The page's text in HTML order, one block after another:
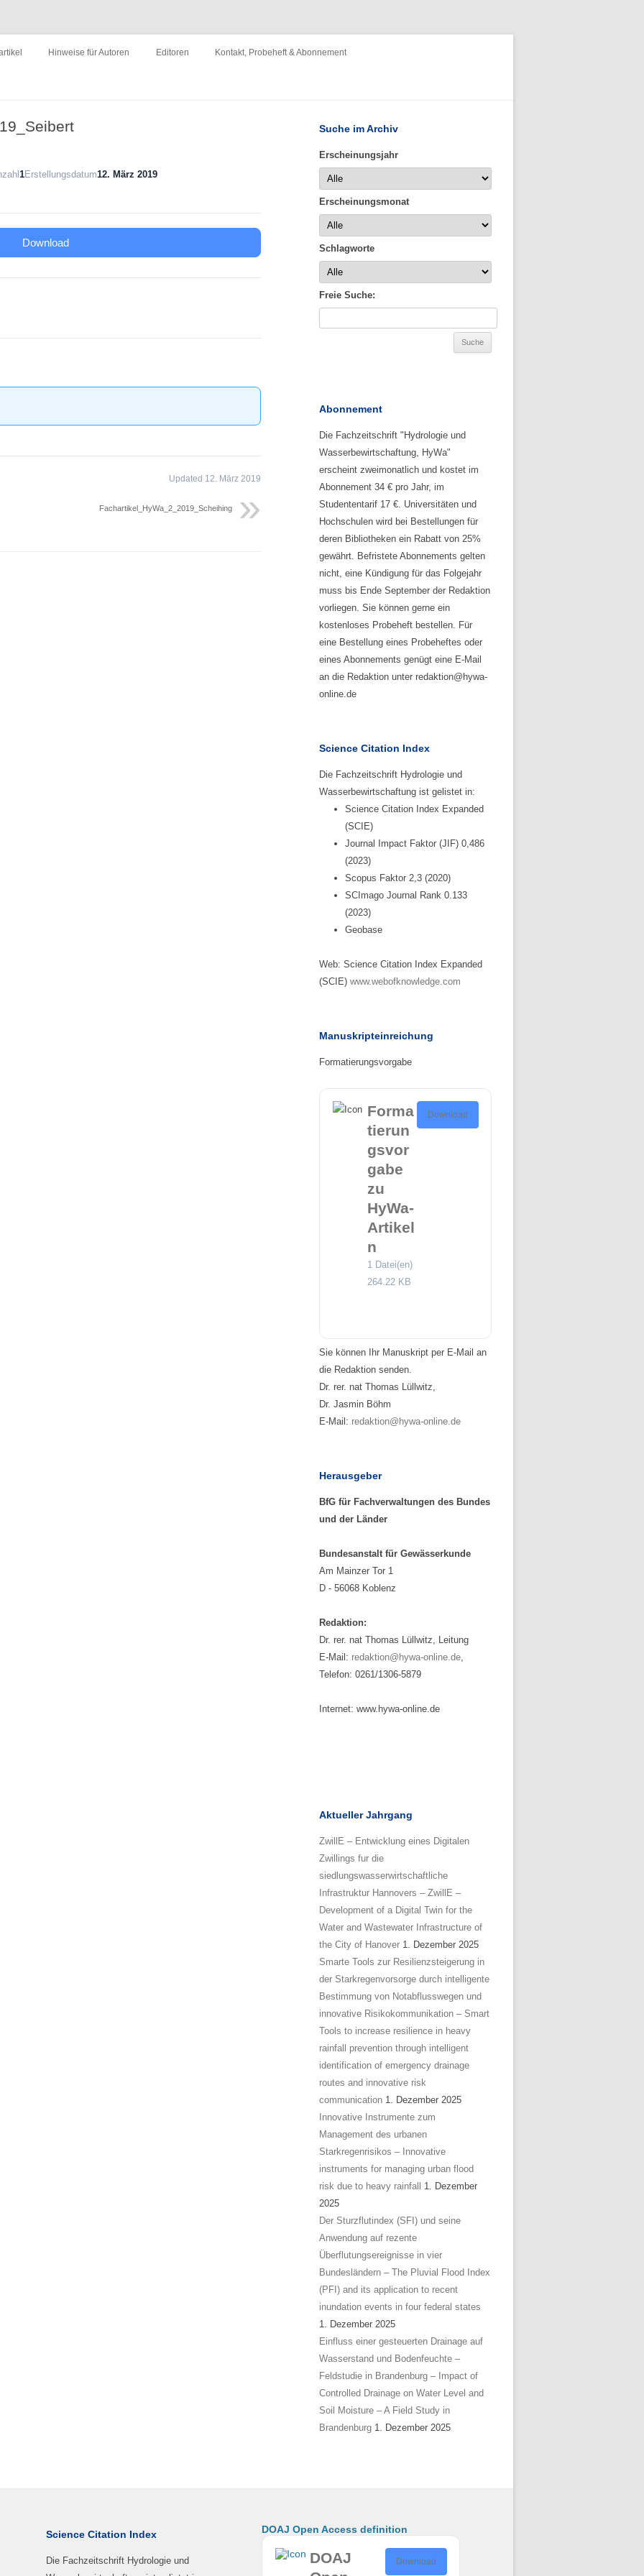
Inhalt
Hinweise für Autoren Editoren Kontakt, Probeheft & Abonnement
1Erstellungsdatum12. März 2019
Download
Updated 12. März 2019
Fachartikel_HyWa_2_2019_Scheihing
Suche im Archiv
Erscheinungsjahr
Erscheinungsmonat
Schlagworte
Freie Suche:
Abonnement
Die Fachzeitschrift "Hydrologie und
Wasserbewirtschaftung, HyWa"
erscheint zweimonatlich und kostet im
Abonnement 34 € pro Jahr, im
Studententarif 17 €. Universitäten und
Hochschulen wird bei Bestellungen für
deren Bibliotheken ein Rabatt von 25%
gewährt. Befristete Abonnements gelten
nicht, eine Kündigung für das Folgejahr
muss bis Ende September der Redaktion
vorliegen. Sie können gerne ein
kostenloses Probeheft bestellen. Für
eine Bestellung eines Probeheftes oder
eines Abonnements genügt eine E-Mail
an die Redaktion unter redaktion@hywa-
online.de
Science Citation Index
Die Fachzeitschrift Hydrologie und
Wasserbewirtschaftung ist gelistet in:
Science Citation Index Expanded
(SCIE)
Journal Impact Faktor (JIF) 0,486
(2023)
Scopus Faktor 2,3 (2020)
SCImago Journal Rank 0.133
(2023)
Geobase
Web: Science Citation Index Expanded
(SCIE)www.webofknowledge.com
Manuskripteinreichung
Formatierungsvorgabe
Forma
tierun
gsvor
gabe
zu
HyWa-
Artikel
n
1 Datei(en)
264.22 KB
Download
Sie können Ihr Manuskript per E-Mail an
die Redaktion senden.
Dr. rer. nat Thomas Lüllwitz,
Dr. Jasmin Böhm
E-Mail: redaktion@hywa-online.de
Herausgeber
BfG für Fachverwaltungen des Bundes
und der Länder
Bundesanstalt für Gewässerkunde
Am Mainzer Tor 1
D - 56068 Koblenz
Redaktion:
Dr. rer. nat Thomas Lüllwitz, Leitung
E-Mail: redaktion@hywa-online.de
Telefon: 0261/1306-5879
Internet: www.hywa-online.de
Aktueller Jahrgang
ZwillE – Entwicklung eines Digitalen
Zwillings fur die
siedlungswasserwirtschaftliche
Infrastruktur Hannovers – ZwillE –
Development of a Digital Twin for the
Water and Wastewater Infrastructure of
the City of Hanover 1. Dezember 2025
Smarte Tools zur Resilienzsteigerung in
der Starkregenvorsorge durch intelligente
Bestimmung von Notabflusswegen und
innovative Risikokommunikation – Smart
Tools to increase resilience in heavy
rainfall prevention through intelligent
identification of emergency drainage
routes and innovative risk
communication 1. Dezember 2025
Innovative Instrumente zum
Management des urbanen
Starkregenrisikos – Innovative
instruments for managing urban flood
risk due to heavy rainfall
1. Dezember
2025
Der Sturzflutindex (SFI) und seine
Anwendung auf rezente
Überflutungsereignisse in vier
Bundesländern – The Pluvial Flood Index
(PFI) and its application to recent
inundation events in four federal states
1. Dezember 2025
Einfluss einer gesteuerten Drainage auf
Wasserstand und Bodenfeuchte –
Feldstudie in Brandenburg – Impact of
Controlled Drainage on Water Level and
Soil Moisture – A Field Study in
Brandenburg 1. Dezember 2025
Science Citation Index
Die Fachzeitschrift Hydrologie und
DOAJ Open Access definition
DOAJ
Download